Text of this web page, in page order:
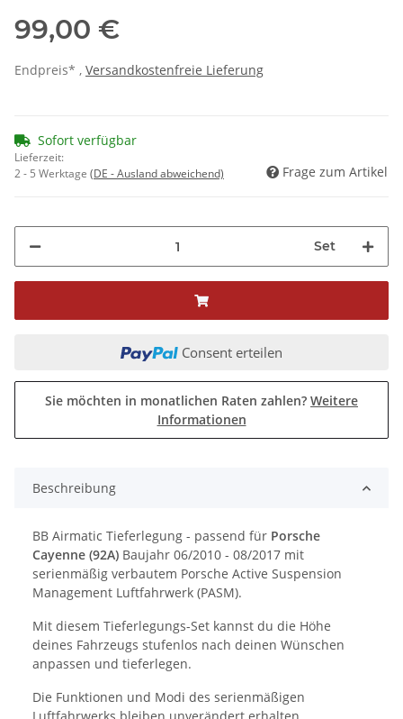
99,00 €
Endpreis* , Versandkostenfreie Lieferung
Sofort verfügbar
Lieferzeit:
2 - 5 Werktage (DE - Ausland abweichend) Frage zum Artikel
Set
Consent erteilen
Sie möchten in monatlichen Raten zahlen? Weitere
Informationen
Beschreibung
BB Airmatic Tieferlegung - passend für Porsche
Cayenne (92A) Baujahr 06/2010 - 08/2017 mit
serienmäßig verbautem Porsche Active Suspension
Management Luftfahrwerk (PASM).
Mit diesem Tieferlegungs-Set kannst du die Höhe
deines Fahrzeugs stufenlos nach deinen Wünschen
anpassen und tieferlegen.
Die Funktionen und Modi des serienmäßigen